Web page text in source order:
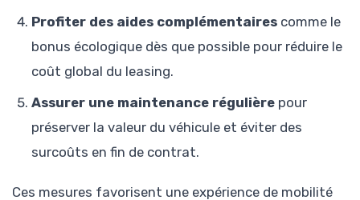
Profiter des aides complémentaires comme le
bonus écologique dès que possible pour réduire le
coût global du leasing.
Assurer une maintenance régulière pour
préserver la valeur du véhicule et éviter des
surcoûts en fin de contrat.
Ces mesures favorisent une expérience de mobilité